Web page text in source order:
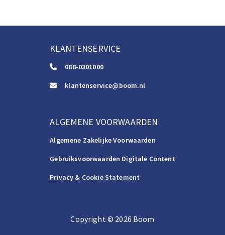
KLANTENSERVICE
088-0301000
klantenservice@boom.nl
ALGEMENE VOORWAARDEN
Algemene Zakelijke Voorwaarden
Gebruiksvoorwaarden Digitale Content
Privacy & Cookie Statement
Copyright©️ 2026 Boom